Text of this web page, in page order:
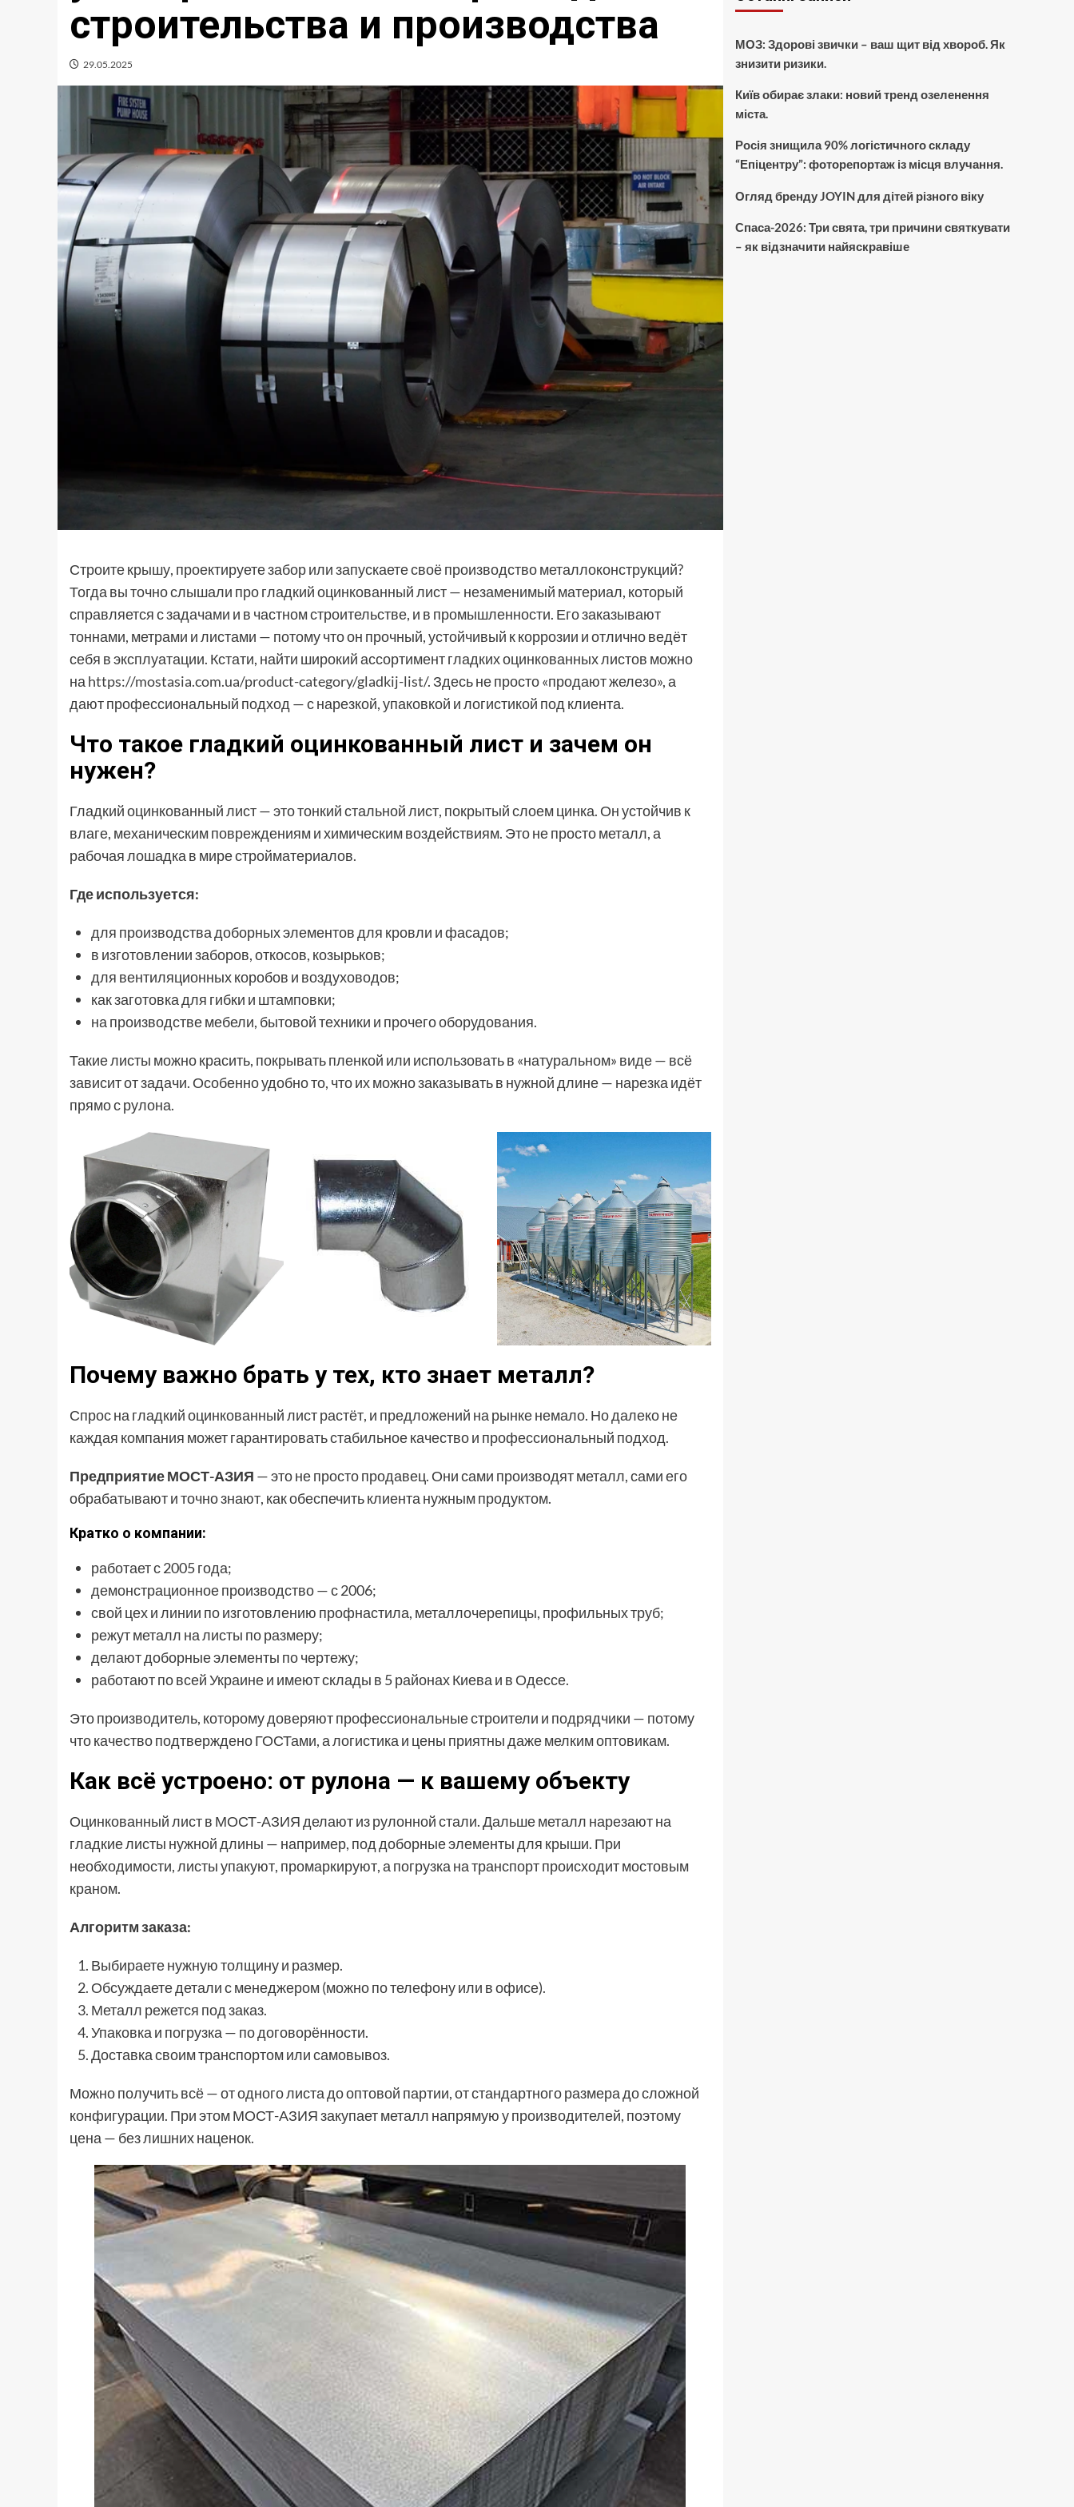
строительства и производства
29.05.2025
Строите крышу, проектируете забор или запускаете своё производство металлоконструкций?
Тогда вы точно слышали про гладкий оцинкованный лист — незаменимый материал, который
справляется с задачами и в частном строительстве, и в промышленности. Его заказывают
тоннами, метрами и листами — потому что он прочный, устойчивый к коррозии и отлично ведёт
себя в эксплуатации. Кстати, найти широкий ассортимент гладких оцинкованных листов можно
на https://mostasia.com.ua/product-category/gladkij-list/. Здесь не просто «продают железо», а
дают профессиональный подход — с нарезкой, упаковкой и логистикой под клиента.
Что такое гладкий оцинкованный лист и зачем он
нужен?
Гладкий оцинкованный лист — это тонкий стальной лист, покрытый слоем цинка. Он устойчив к
влаге, механическим повреждениям и химическим воздействиям. Это не просто металл, а
рабочая лошадка в мире стройматериалов.
Где используется:
для производства доборных элементов для кровли и фасадов;
в изготовлении заборов, откосов, козырьков;
для вентиляционных коробов и воздуховодов;
как заготовка для гибки и штамповки;
на производстве мебели, бытовой техники и прочего оборудования.
Такие листы можно красить, покрывать пленкой или использовать в «натуральном» виде — всё
зависит от задачи. Особенно удобно то, что их можно заказывать в нужной длине — нарезка идёт
прямо с рулона.
Почему важно брать у тех, кто знает металл?
Спрос на гладкий оцинкованный лист растёт, и предложений на рынке немало. Но далеко не
каждая компания может гарантировать стабильное качество и профессиональный подход.
Предприятие МОСТ-АЗИЯ — это не просто продавец. Они сами производят металл, сами его
обрабатывают и точно знают, как обеспечить клиента нужным продуктом.
Кратко о компании:
работает с 2005 года;
демонстрационное производство — с 2006;
свой цех и линии по изготовлению профнастила, металлочерепицы, профильных труб;
режут металл на листы по размеру;
делают доборные элементы по чертежу;
работают по всей Украине и имеют склады в 5 районах Киева и в Одессе.
Это производитель, которому доверяют профессиональные строители и подрядчики — потому
что качество подтверждено ГОСТами, а логистика и цены приятны даже мелким оптовикам.
Как всё устроено: от рулона — к вашему объекту
Оцинкованный лист в МОСТ-АЗИЯ делают из рулонной стали. Дальше металл нарезают на
гладкие листы нужной длины — например, под доборные элементы для крыши. При
необходимости, листы упакуют, промаркируют, а погрузка на транспорт происходит мостовым
краном.
Алгоритм заказа:
Выбираете нужную толщину и размер.
Обсуждаете детали с менеджером (можно по телефону или в офисе).
Металл режется под заказ.
Упаковка и погрузка — по договорённости.
Доставка своим транспортом или самовывоз.
Можно получить всё — от одного листа до оптовой партии, от стандартного размера до сложной
конфигурации. При этом МОСТ-АЗИЯ закупает металл напрямую у производителей, поэтому
цена — без лишних наценок.
МОЗ: Здорові звички – ваш щит від хвороб. Як
знизити ризики.
Київ обирає злаки: новий тренд озеленення
міста.
Росія знищила 90% логістичного складу
“Епіцентру”: фоторепортаж із місця влучання.
Огляд бренду JOYIN для дітей різного віку
Спаса-2026: Три свята, три причини святкувати
– як відзначити найяскравіше